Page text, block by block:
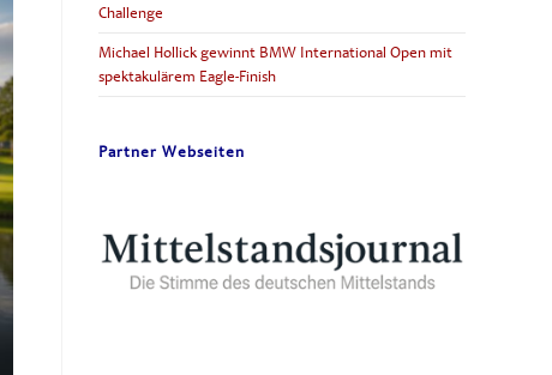
Challenge
Michael Hollick gewinnt BMW International Open mit
spektakulärem Eagle-Finish
Partner Webseiten